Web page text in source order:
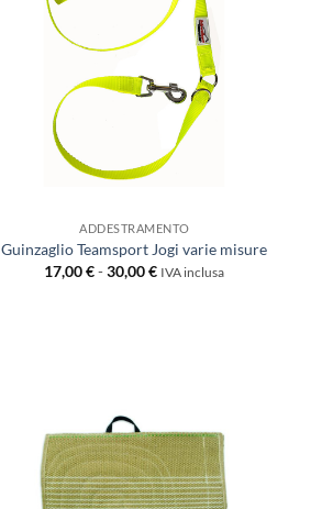
ADDESTRAMENTO
Guinzaglio Teamsport Jogi varie misure
17,00€-30,00€Fascia
IVA inclusa